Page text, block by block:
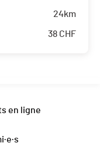
24km
38 CHF
en ligne